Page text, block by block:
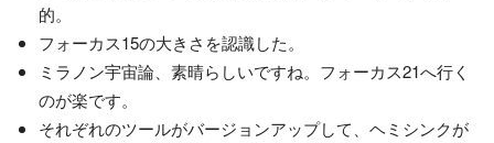
的。
フォーカス15の大きさを認識した。
ミラノン宇宙論、素晴らしいですね。フォーカス21へ行く
のが楽です。
それぞれのツールがバージョンアップして、ヘミシンクが